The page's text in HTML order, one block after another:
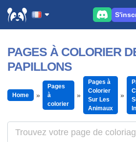
PAGES À COLORIER
PAPILLONS
Home
Pages
à
colorier
Pages à
Colorier
Sur Les
Animaux